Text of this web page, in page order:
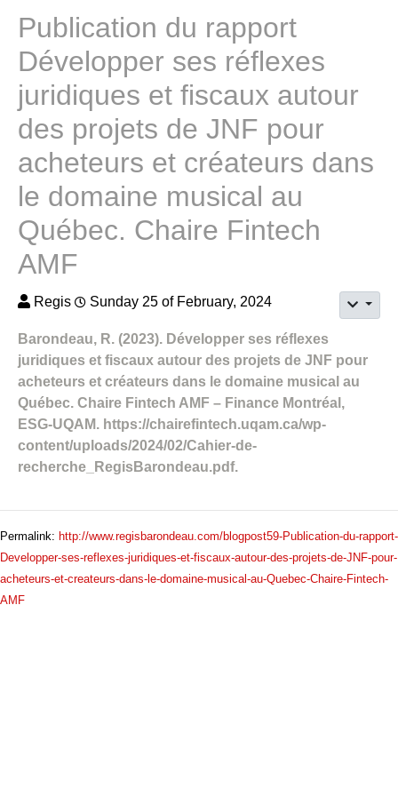
Publication du rapport
Développer ses réflexes
juridiques et fiscaux autour
des projets de JNF pour
acheteurs et créateurs dans
le domaine musical au
Québec. Chaire Fintech
AMF
Regis Sunday 25 of February, 2024
Barondeau, R. (2023). Développer ses réflexes
juridiques et fiscaux autour des projets de JNF pour
acheteurs et créateurs dans le domaine musical au
Québec. Chaire Fintech AMF – Finance Montréal,
ESG-UQAM. https://chairefintech.uqam.ca/wp-
content/uploads/2024/02/Cahier-de-
recherche_RegisBarondeau.pdf.
Permalink: http://www.regisbarondeau.com/blogpost59-Publication-du-rapport-
Developper-ses-reflexes-juridiques-et-fiscaux-autour-des-projets-de-JNF-pour-
acheteurs-et-createurs-dans-le-domaine-musical-au-Quebec-Chaire-Fintech-
AMF